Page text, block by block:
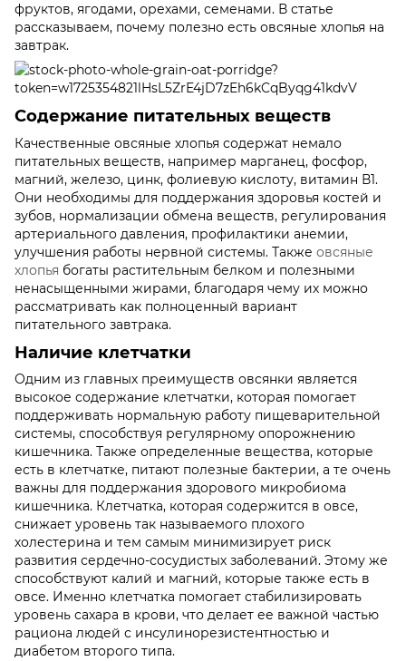
фруктов, ягодами, орехами, семенами. В статье
рассказываем, почему полезно есть овсяные хлопья на
завтрак.
Содержание питательных веществ
Качественные овсяные хлопья содержат немало
питательных веществ, например марганец, фосфор,
магний, железо, цинк, фолиевую кислоту, витамин В1.
Они необходимы для поддержания здоровья костей и
зубов, нормализации обмена веществ, регулирования
артериального давления, профилактики анемии,
улучшения работы нервной системы. Также овсяные
хлопья богаты растительным белком и полезными
ненасыщенными жирами, благодаря чему их можно
рассматривать как полноценный вариант
питательного завтрака.
Наличие клетчатки
Одним из главных преимуществ овсянки является
высокое содержание клетчатки, которая помогает
поддерживать нормальную работу пищеварительной
системы, способствуя регулярному опорожнению
кишечника. Также определенные вещества, которые
есть в клетчатке, питают полезные бактерии, а те очень
важны для поддержания здорового микробиома
кишечника. Клетчатка, которая содержится в овсе,
снижает уровень так называемого плохого
холестерина и тем самым минимизирует риск
развития сердечно-сосудистых заболеваний. Этому же
способствуют калий и магний, которые также есть в
овсе. Именно клетчатка помогает стабилизировать
уровень сахара в крови, что делает ее важной частью
рациона людей с инсулинорезистентностью и
диабетом второго типа.